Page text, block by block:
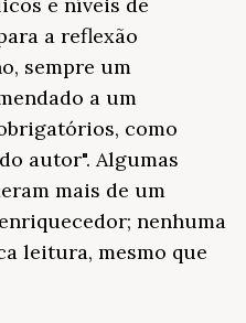
a reflexão
sempre um
a um
como
autor". Algumas
mais de um
nenhuma
leitura, mesmo que